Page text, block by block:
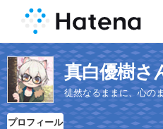
真白優樹さ
徒然なるままに、心の
プロフィール